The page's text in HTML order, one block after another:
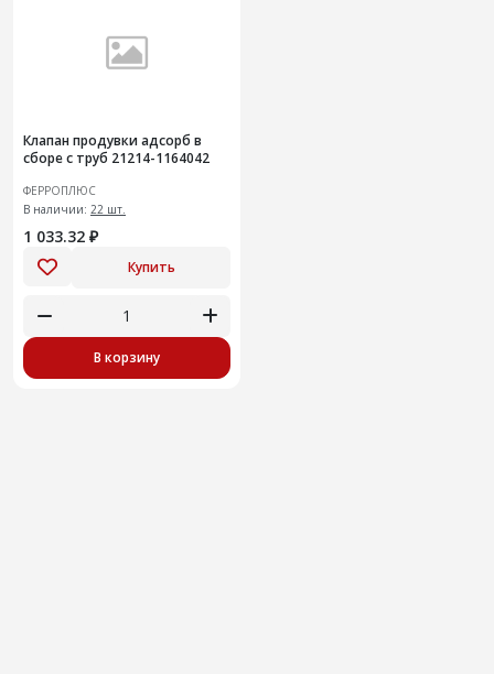
Клапан продувки адсорб в
сборе с труб 21214-1164042
ФЕРРОПЛЮС
В наличии: 22 шт.
1 033.32 ₽
Купить
В корзину